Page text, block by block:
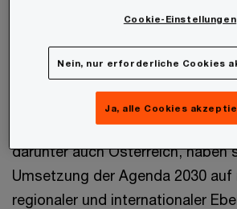
Sicherung einer nachhaltigen
ökonomischer, ökologischer und
Alle 193 Mitgliedsstaaten der
darunter auch Österreich, haben
Umsetzung der Agenda 2030 auf
regionaler und internationaler
Cookie-Einstellungen
Nein, nur erforderliche Cookies
Ja, alle Cookies